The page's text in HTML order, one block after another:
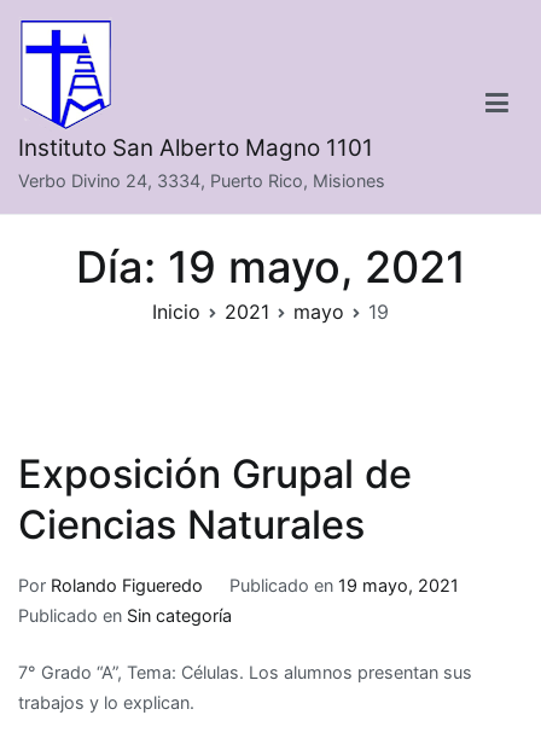
contenido
Instituto San Alberto Magno 1101
Verbo Divino 24, 3334, Puerto Rico, Misiones
Día: 19 mayo, 2021
Inicio 2021 mayo 19
Exposición Grupal de
Ciencias Naturales
Por Rolando Figueredo Publicado en 19 mayo, 2021
Publicado en Sin categoría
7° Grado “A”, Tema: Células. Los alumnos presentan sus
trabajos y lo explican.